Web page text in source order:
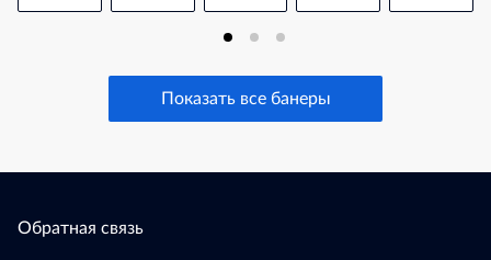
Показать все банеры
Обратная связь